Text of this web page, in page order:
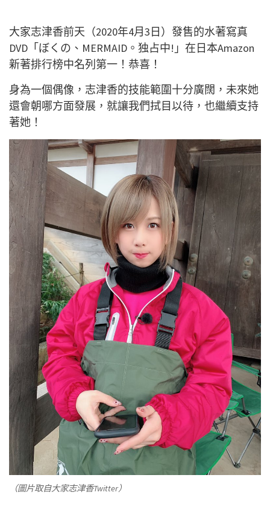
大家志津香前天（2020年4月3日）發售的水著寫真
DVD「ぼくの、MERMAID。独占中!」在日本Amazon
新著排行榜中名列第一！恭喜！
身為一個偶像，志津香的技能範圍十分廣闊，未來她
還會朝哪方面發展，就讓我們拭目以待，也繼續支持
著她！
（圖片取自大家志津香Twitter）